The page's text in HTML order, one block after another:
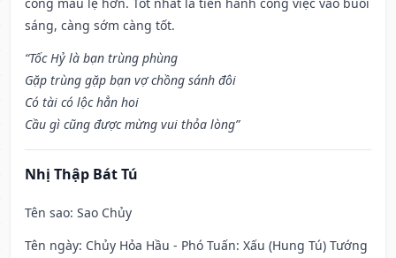
sáng, càng sớm càng tốt.
“Tốc Hỷ là bạn trùng phùng
Gặp trùng gặp bạn vợ chồng sánh đôi
Có tài có lộc hẳn hoi
Cầu gì cũng được mừng vui thỏa lòng”
Nhị Thập Bát Tú
Tên sao: Sao Chủy
Tên ngày: Chủy Hỏa Hầu - Phó Tuấn: Xấu (Hung Tú) Tướng